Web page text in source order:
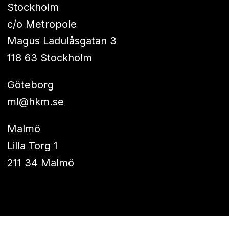
Stockholm
c/o Metropole
Magus Ladulåsgatan 3
118 63 Stockholm
Göteborg
ml@hkm.se
Malmö
Lilla Torg 1
211 34 Malmö